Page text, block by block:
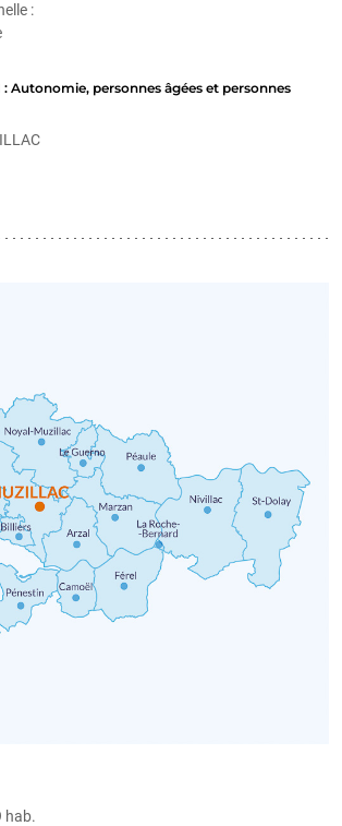
:
: Autonomie, personnes âgées et personnes
hab.